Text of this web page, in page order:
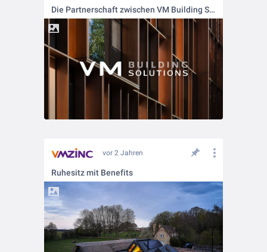
Die Partnerschaft zwischen VM Building Solutions und Nordic Copper wird auf 18 weitere europäische Länder ausgeweitet!
vor 2 Jahren
Ruhesitz mit Benefits